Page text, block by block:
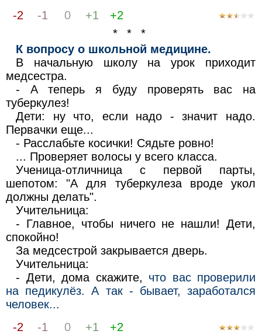
-2
-1 0 +1
+2
* * *
К вопросу о школьной медицине.
В начальную школу на урок приходит
медсестра.
- А теперь я буду проверять вас на
туберкулез!
Дети: ну что, если надо - значит надо.
Первачки еще...
- Расслабьте косички! Сядьте ровно!
... Проверяет волосы у всего класса.
Ученица-отличница с первой парты,
шепотом: "А для туберкулеза вроде укол
должны делать".
Учительница:
- Главное, чтобы ничего не нашли! Дети,
спокойно!
За медсестрой закрывается дверь.
Учительница:
- Дети, дома скажите, что вас проверили
на педикулёз. А так - бывает, заработался
человек...
-2
-1 0 +1
+2